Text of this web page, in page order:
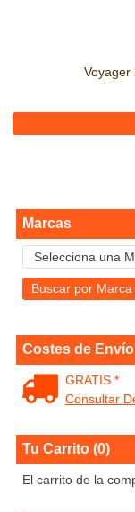
Marcas
Costes de Envío
GRATIS *
Consultar
Tu Carrito (0)
El carrito de la
Voyager